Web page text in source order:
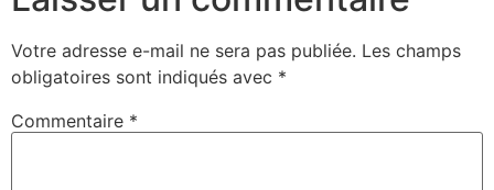
Votre adresse e-mail ne sera pas publiée. Les champs
obligatoires sont indiqués avec *
Commentaire *